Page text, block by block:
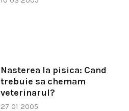
Nasterea la pisica: Cand
trebuie sa chemam
veterinarul?
27 01 2005